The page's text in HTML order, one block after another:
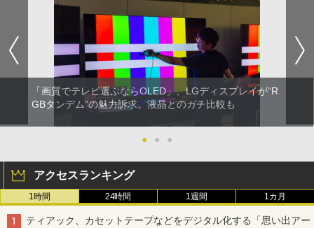
「画質でテレビ選ぶならOLED」、LGディスプレイが“R
GBタンデム”の魅力訴求。液晶とのガチ比較も
● ● ●
アクセスランキング
1時間 24時間 1週間 1カ月
ティアック、カセットテープなどをデジタル化する「思い出アー